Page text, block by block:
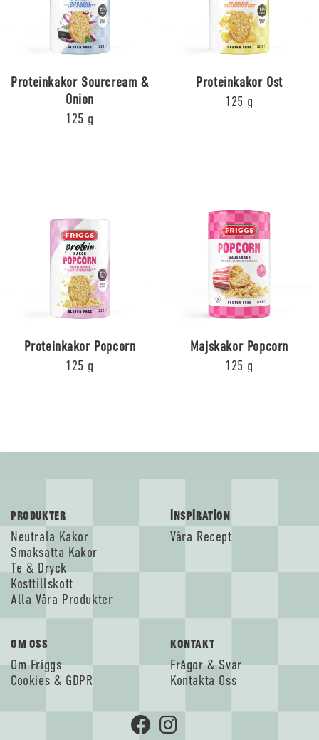
Proteinkakor Sourcream &
Onion
125 g
Proteinkakor Ost
125 g
Proteinkakor Popcorn
125 g
Majskakor Popcorn
125 g
PRODUKTER
Neutrala Kakor
Smaksatta Kakor
Te & Dryck
Kosttillskott
Alla Våra Produkter
INSPIRATION
Våra Recept
OM OSS
Om Friggs
Cookies & GDPR
KONTAKT
Frågor & Svar
Kontakta Oss